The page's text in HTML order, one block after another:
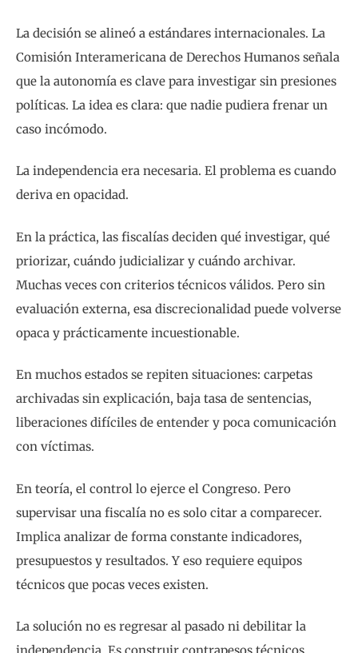
La decisión se alineó a estándares internacionales. La
Comisión Interamericana de Derechos Humanos señala
que la autonomía es clave para investigar sin presiones
políticas. La idea es clara: que nadie pudiera frenar un
caso incómodo.
La independencia era necesaria. El problema es cuando
deriva en opacidad.
En la práctica, las fiscalías deciden qué investigar, qué
priorizar, cuándo judicializar y cuándo archivar.
Muchas veces con criterios técnicos válidos. Pero sin
evaluación externa, esa discrecionalidad puede volverse
opaca y prácticamente incuestionable.
En muchos estados se repiten situaciones: carpetas
archivadas sin explicación, baja tasa de sentencias,
liberaciones difíciles de entender y poca comunicación
con víctimas.
En teoría, el control lo ejerce el Congreso. Pero
supervisar una fiscalía no es solo citar a comparecer.
Implica analizar de forma constante indicadores,
presupuestos y resultados. Y eso requiere equipos
técnicos que pocas veces existen.
La solución no es regresar al pasado ni debilitar la